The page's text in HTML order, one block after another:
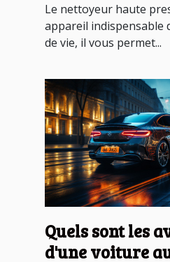
Le nettoyeur haute
appareil indispensable
de vie, il vous permet...
Quels sont les
d'une voiture